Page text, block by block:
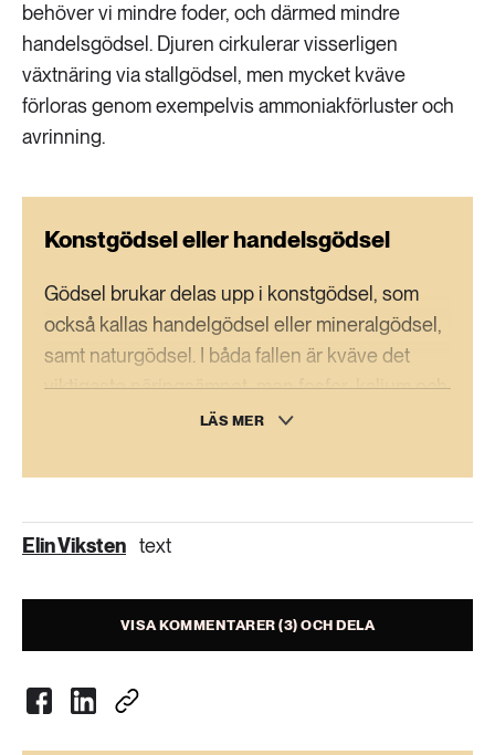
behöver vi mindre foder, och därmed mindre
handelsgödsel. Djuren cirkulerar visserligen
växtnäring via stallgödsel, men mycket kväve
förloras genom exempelvis ammoniakförluster och
avrinning.
Konstgödsel eller handelsgödsel
Gödsel brukar delas upp i konstgödsel, som
också kallas handelgödsel eller mineralgödsel,
samt naturgödsel. I båda fallen är kväve det
viktigaste näringsämnet, men fosfor, kalium och
svavel behövs också, liksom
skillnad från de andra ämnena, som stannar
lätt ur systemet och måste hela tiden fyllas på.
Konstgödsel framställs industriellt och har
spelat en avgörande roll för världens
matproduktion, skördarna skulle troligen inte
räcka till foder och mat utan konstgödsel. Men
framställningen är problematisk på flera sätt.
Tillverkningen av ammoniak av väte och kväve
LÄS MER
Elin Viksten text
VISA KOMMENTARER (3) OCH DELA